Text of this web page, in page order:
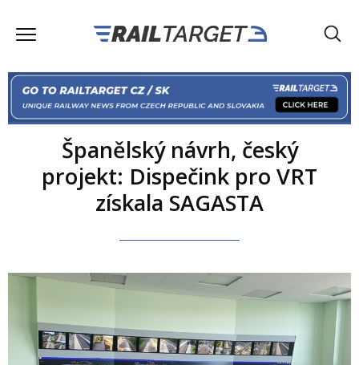
Španělský návrh, český
projekt: Dispečink pro VRT
získala SAGASTA